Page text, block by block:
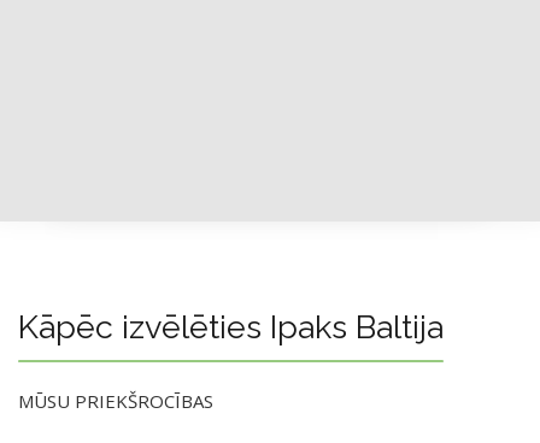
Kāpēc izvēlēties Ipaks Baltija
MŪSU PRIEKŠROCĪBAS